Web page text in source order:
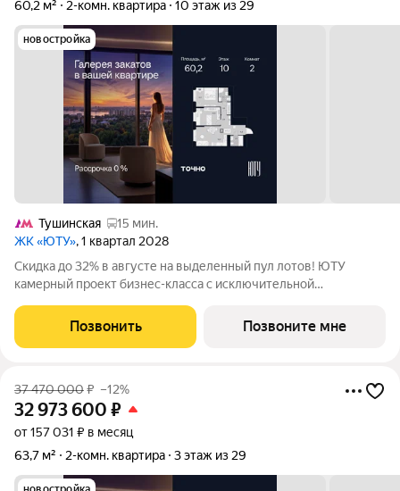
60,2 м²
2-комн. квартира 10 этаж из 29
новостройка
Тушинская
15 мин.
ЖК «ЮТУ», 1 квартал 2028
Скидка до 32% в августе на выделенный пул лотов! ЮТУ
камерный проект бизнес-класса с исключительной
благоустроенной набережной канала имени Москвы. Проект
создает идеальный баланс жизни в
Позвонить Позвоните мне
37 470 000₽ –12%
32 973 600 ₽
от 157 031 ₽ в месяц
63,7 м²
2-комн. квартира 3 этаж из 29